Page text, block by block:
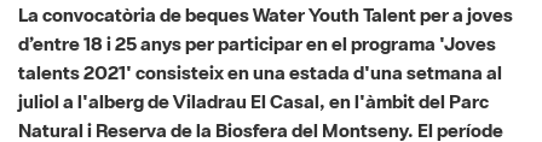
talents 2021' consisteix en una estada d'una setmana al
juliol a l'alberg de Viladrau El Casal, en l'àmbit del Parc
Natural i Reserva de la Biosfera del Montseny. El període
de presentació de sol·licituds finalitza el 17 de maig. ​​​​​​​